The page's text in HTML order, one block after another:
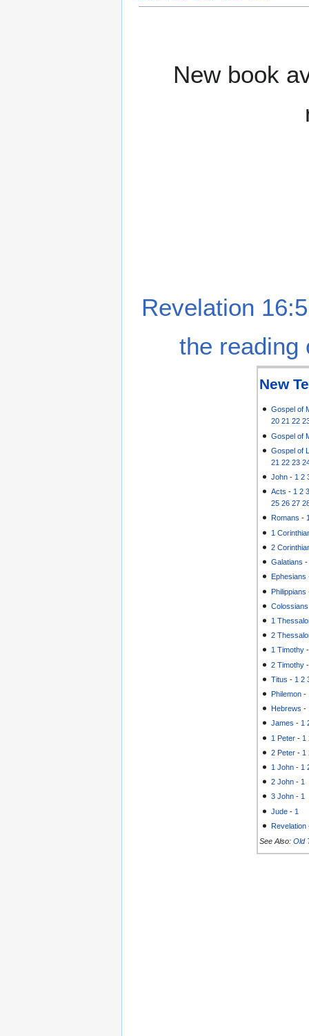
New book
Revelation
the reading
New
Gospel of
20 21 22
Gospel of
Gospel of
21 22 23
John - 1 2
Acts - 1 2
25 26 27
Romans -
1
2
Galatians
Ephesians
Philippians
Colossians
1
2
1 Timothy
2 Timothy
Titus - 1 2
Philemon -
Hebrews -
James - 1
1 Peter - 1
2 Peter - 1
1 John - 1
2 John - 1
3 John - 1
Jude - 1
Revelation
See Also: Old